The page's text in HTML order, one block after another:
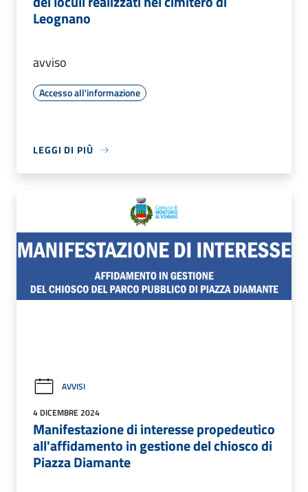
Leognano
avviso
Accesso all'informazione
LEGGI DI PIÙ
AVVISI
4 DICEMBRE 2024
Manifestazione di interesse propedeutico
all'affidamento in gestione del chiosco di
Piazza Diamante